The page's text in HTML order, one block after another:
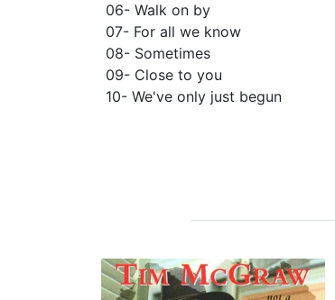
06- Walk on by
07- For all we know
08- Sometimes
09- Close to you
10- We've only just begun